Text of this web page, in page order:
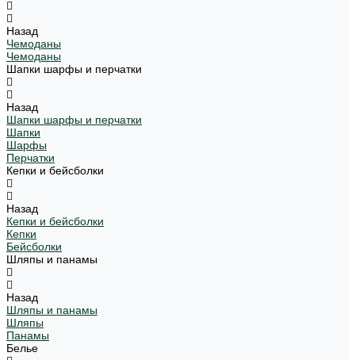
Назад
Чемоданы
Чемоданы
Шапки шарфы и перчатки
Назад
Шапки шарфы и перчатки
Шапки
Шарфы
Перчатки
Кепки и бейсболки
Назад
Кепки и бейсболки
Кепки
Бейсболки
Шляпы и панамы
Назад
Шляпы и панамы
Шляпы
Панамы
Белье